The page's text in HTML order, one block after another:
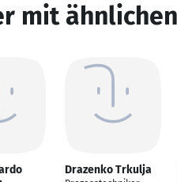
mit
Drazenko Trkulja